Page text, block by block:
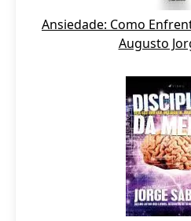
Ansiedade: Como
Augusto